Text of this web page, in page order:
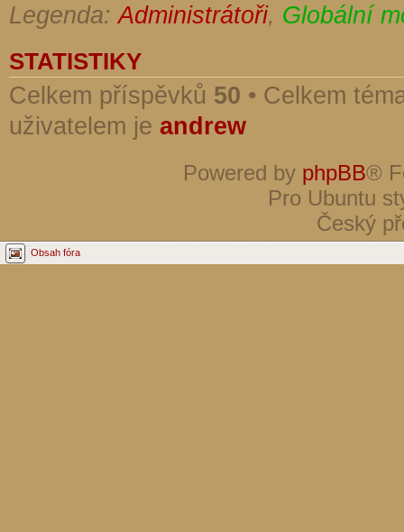
Legenda:Administrátoři, Globální
STATISTIKY
Celkem příspěvků 50 • Celkem
uživatelem je andrew
Powered by phpBB®
Pro Ubuntu
Český
Obsah fóra